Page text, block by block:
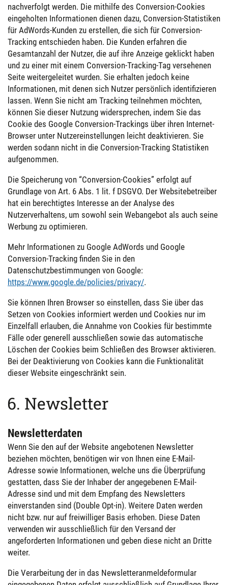
nachverfolgt werden. Die mithilfe des Conversion-Cookies
eingeholten Informationen dienen dazu, Conversion-Statistiken
für AdWords-Kunden zu erstellen, die sich für Conversion-
Tracking entschieden haben. Die Kunden erfahren die
Gesamtanzahl der Nutzer, die auf ihre Anzeige geklickt haben
und zu einer mit einem Conversion-Tracking-Tag versehenen
Seite weitergeleitet wurden. Sie erhalten jedoch keine
Informationen, mit denen sich Nutzer persönlich identifizieren
lassen. Wenn Sie nicht am Tracking teilnehmen möchten,
können Sie dieser Nutzung widersprechen, indem Sie das
Cookie des Google Conversion-Trackings über ihren Internet-
Browser unter Nutzereinstellungen leicht deaktivieren. Sie
werden sodann nicht in die Conversion-Tracking Statistiken
aufgenommen.
Die Speicherung von “Conversion-Cookies” erfolgt auf
Grundlage von Art. 6 Abs. 1 lit. f DSGVO. Der Websitebetreiber
hat ein berechtigtes Interesse an der Analyse des
Nutzerverhaltens, um sowohl sein Webangebot als auch seine
Werbung zu optimieren.
Mehr Informationen zu Google AdWords und Google
Conversion-Tracking finden Sie in den
Datenschutzbestimmungen von Google:
https://www.google.de/policies/privacy/.
Sie können Ihren Browser so einstellen, dass Sie über das
Setzen von Cookies informiert werden und Cookies nur im
Einzelfall erlauben, die Annahme von Cookies für bestimmte
Fälle oder generell ausschließen sowie das automatische
Löschen der Cookies beim Schließen des Browser aktivieren.
Bei der Deaktivierung von Cookies kann die Funktionalität
dieser Website eingeschränkt sein.
6. Newsletter
Newsletterdaten
Wenn Sie den auf der Website angebotenen Newsletter
beziehen möchten, benötigen wir von Ihnen eine E-Mail-
Adresse sowie Informationen, welche uns die Überprüfung
gestatten, dass Sie der Inhaber der angegebenen E-Mail-
Adresse sind und mit dem Empfang des Newsletters
einverstanden sind (Double Opt-in). Weitere Daten werden
nicht bzw. nur auf freiwilliger Basis erhoben. Diese Daten
verwenden wir ausschließlich für den Versand der
angeforderten Informationen und geben diese nicht an Dritte
weiter.
Die Verarbeitung der in das Newsletteranmeldeformular